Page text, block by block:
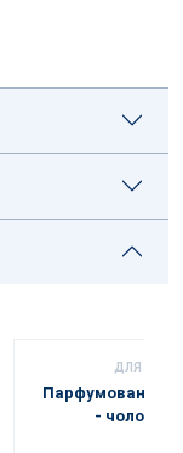
ДЛЯ
Парфумований
-